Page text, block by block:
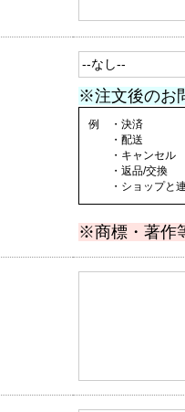
※注文後のお
例 ・決済
・配送
・キャンセル
・返品/交換
・ショップと連
※商標・著作